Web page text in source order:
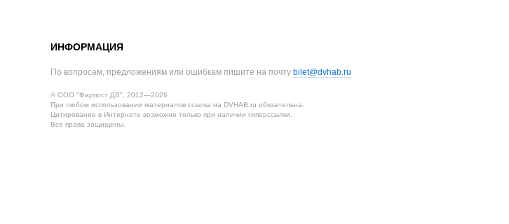
ИНФОРМАЦИЯ
По вопросам, предложениям или ошибкам пишите на почту bilet@dvhab.ru
© ООО "Фарпост ДВ", 2012—2026
При любом использовании материалов ссылка на DVHAB.ru обязательна.
Цитирование в Интернете возможно только при наличии гиперссылки.
Все права защищены.